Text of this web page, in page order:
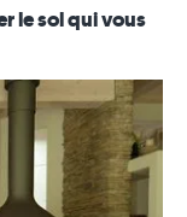
le sol qui vous